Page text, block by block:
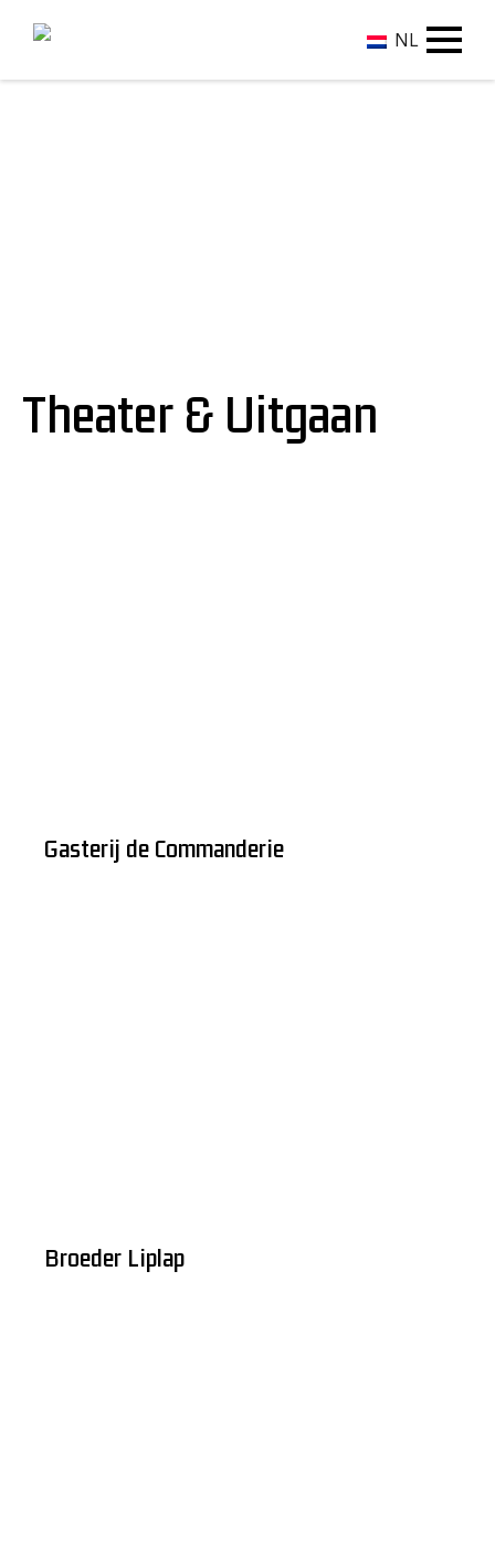
NL
Theater & Uitgaan
Gasterij de Commanderie
Broeder Liplap